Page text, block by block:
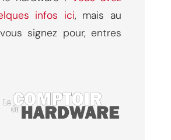
infos ici, mais au
signez pour, entres